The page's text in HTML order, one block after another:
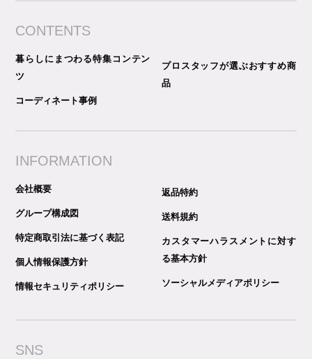
CONTENTS
暮らしにまつわる特集コンテン
ツ
コーディネート事例
プロスタッフが選ぶおすすめ商
品
INFORMATION
会社概要
グループ構成図
特定商取引法に基づく表記
個人情報保護方針
情報セキュリティポリシー
返品特約
送料規約
カスタマーハラスメントに対す
る基本方針
ソーシャルメディアポリシー
SNS